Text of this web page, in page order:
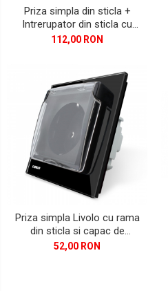
Priza simpla din sticla +
Intrerupator din sticla cu
touch simplu Livolo
112,00 RON
Priza simpla Livolo cu rama
din sticla si capac de
protectie rezistent la apa
52,00 RON